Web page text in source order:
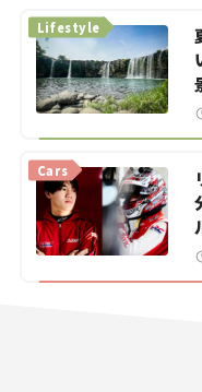
Lifestyle
Cars